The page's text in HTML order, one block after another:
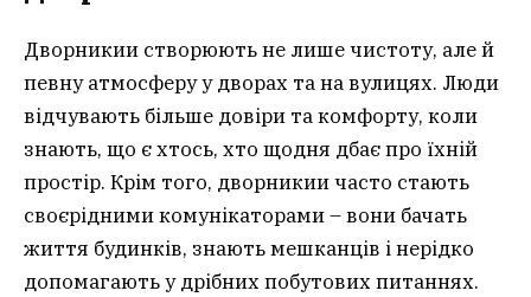
Дворникии створюють не лише чистоту, але й
певну атмосферу у дворах та на вулицях. Люди
відчувають більше довіри та комфорту, коли
знають, що є хтось, хто щодня дбає про їхній
простір. Крім того, дворникии часто стають
своєрідними комунікаторами – вони бачать
життя будинків, знають мешканців і нерідко
допомагають у дрібних побутових питаннях.